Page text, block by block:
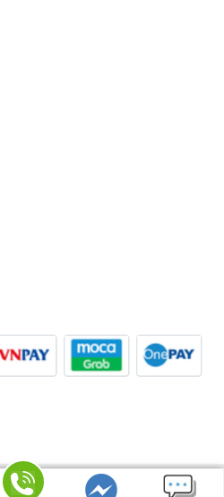
Phần mềm Quản Lý Bán Hàng Chuyên